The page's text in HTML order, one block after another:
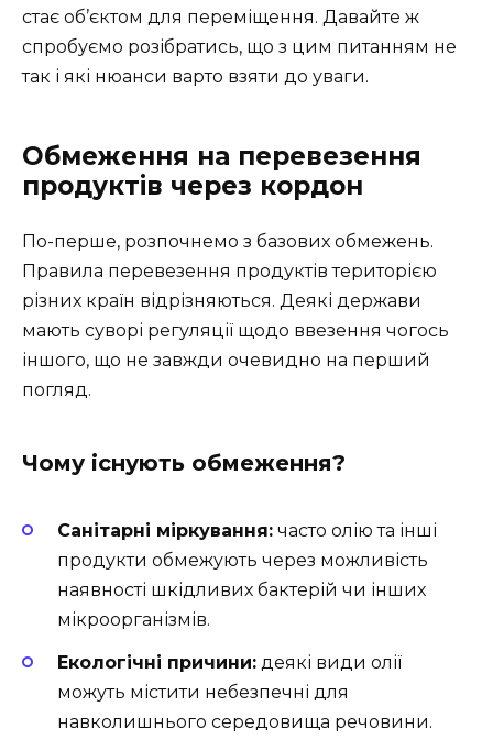
стає об’єктом для переміщення. Давайте ж
спробуємо розібратись, що з цим питанням не
так і які нюанси варто взяти до уваги.
Обмеження на перевезення
продуктів через кордон
По-перше, розпочнемо з базових обмежень.
Правила перевезення продуктів територією
різних країн відрізняються. Деякі держави
мають суворі регуляції щодо ввезення чогось
іншого, що не завжди очевидно на перший
погляд.
Чому існують обмеження?
Санітарні міркування: часто олію та інші
продукти обмежують через можливість
наявності шкідливих бактерій чи інших
мікроорганізмів.
Екологічні причини: деякі види олії
можуть містити небезпечні для
навколишнього середовища речовини.